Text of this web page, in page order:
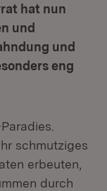
hat nun
und
und
eng
schmutziges
erbeuten,
durch